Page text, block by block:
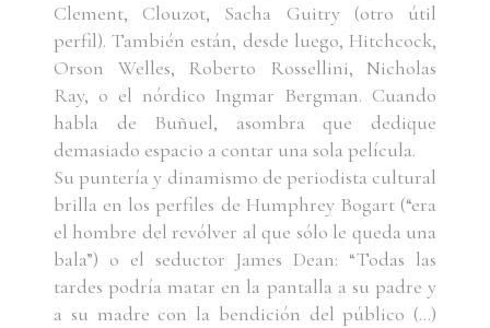
Clement, Clouzot, Sacha Guitry (otro útil
perfil). También están, desde luego, Hitchcock,
Orson Welles, Roberto Rossellini, Nicholas
Ray, o el nórdico Ingmar Bergman. Cuando
habla de Buñuel, asombra que dedique
demasiado espacio a contar una sola película.
Su puntería y dinamismo de periodista cultural
brilla en los perfiles de Humphrey Bogart (“era
el hombre del revólver al que sólo le queda una
bala”) o el seductor James Dean: “Todas las
tardes podría matar en la pantalla a su padre y
a su madre con la bendición del público (…)